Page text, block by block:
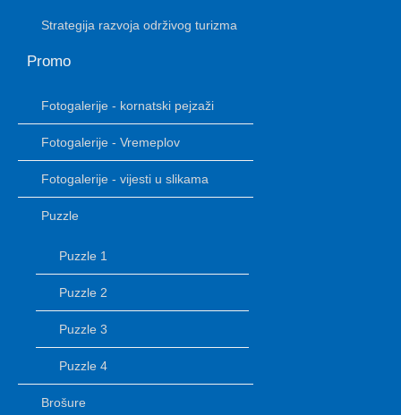
Strategija razvoja održivog turizma
Promo
Fotogalerije - kornatski pejzaži
Fotogalerije - Vremeplov
Fotogalerije - vijesti u slikama
Puzzle
Puzzle 1
Puzzle 2
Puzzle 3
Puzzle 4
Brošure